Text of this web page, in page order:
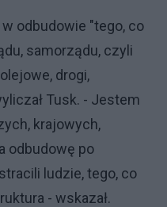
odbudowie "tego, co
samorządu, czyli
drogi,
Tusk. - Jestem
krajowych,
odbudowę po
ludzie, tego, co
- wskazał.